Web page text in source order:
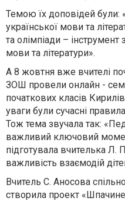
Темою їх доповідей були:
української мови та
та олімпіади – інструмент
мови та літератури».
А 8 жовтня вже вчителі
ЗОШ провели онлайн -
початкових класів
уваги були сучасні
Тож тема звучала так:
важливий ключовий
підготувала вчителька Л.
важливість взаємодій
Вчитель С. Аносова
створила проект